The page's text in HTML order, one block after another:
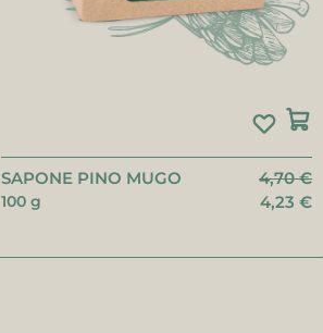
SAPONE PINO MUGO
100 g
4,70 €
4,23 €